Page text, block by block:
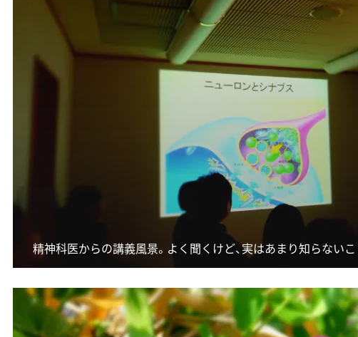
精神科医からの講義風景。よく聞くけど、実はあまり知らない